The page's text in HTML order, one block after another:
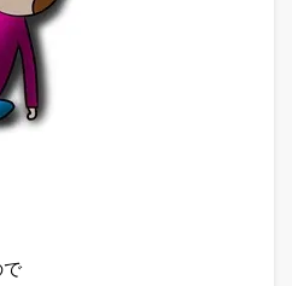
で